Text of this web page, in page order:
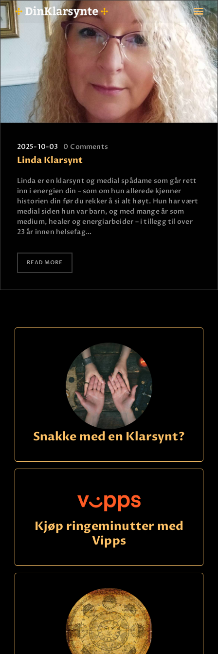
FORSIDE
ASTROLOGI
STJERNETEGN
TAROTKORT
KLARSYNTE
BETALING
VIPPS
JOBBE SOM KLARSYNT
FAQ
KONTAKT OSS
2025-10-03 0 Comments
Linda Klarsynt
Linda er en klarsynt og medial spådame som går rett
inn i energien din – som om hun allerede kjenner
historien din før du rekker å si alt høyt. Hun har vært
medial siden hun var barn, og med mange år som
medium, healer og energiarbeider – i tillegg til over
23 år innen helsefag…
READ MORE
Snakke med en Klarsynt?
Kjøp ringeminutter med
Vipps